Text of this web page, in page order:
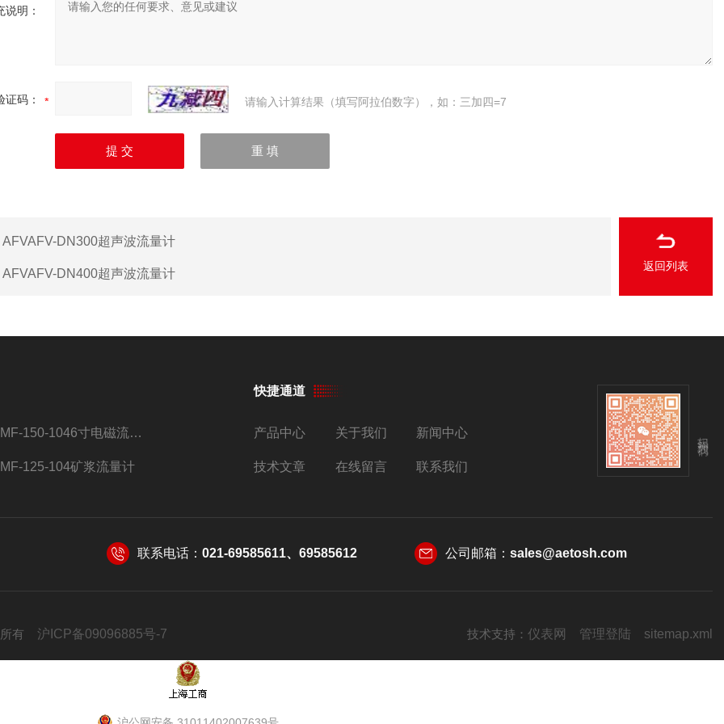
说明：
证码： 请输入计算结果（填写阿拉伯数字），如：三加四=7
AFVAFV-DN300超声波流量计
AFVAFV-DN400超声波流量计
返回列表
AMF-150-1046寸电磁流量计
125-104矿浆流量计
快捷通道
产品中心 关于我们 新闻中心
技术文章 在线留言 联系我们
联系电话： 021-69585611、69585612 公司邮箱： sales@aetosh.com
所有 沪ICP备09096885号-7 技术支持： 仪表网 管理登陆 sitemap.xml